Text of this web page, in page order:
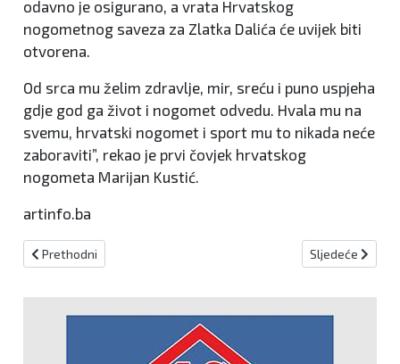
odavno je osigurano, a vrata Hrvatskog
nogometnog saveza za Zlatka Dalića će uvijek biti
otvorena.
Od srca mu želim zdravlje, mir, sreću i puno uspjeha
gdje god ga život i nogomet odvedu. Hvala mu na
svemu, hrvatski nogomet i sport mu to nikada neće
zaboraviti”, rekao je prvi čovjek hrvatskog
nogometa Marijan Kustić.
artinfo.ba
Prethodni članak: Završene 16. Sportske igre mladih BiH
Prethodni Sljedeći članak:
Sljedeće